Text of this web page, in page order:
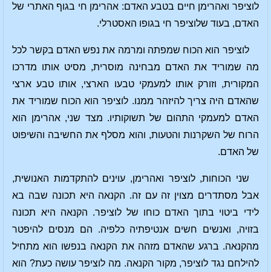
לוציפר ואהרימן חיים בטבע האדם: אהרימן חי בגוף האתרי של
האדם, בעוד שלוציפר חי בגופו האסטרלי.
לוציפר הוא הכוח שמפתה ומרמה את נפש האדם בקשר לכל
מה שמוריד את האדם מבחינה מוסרית, מסיט אותו מדרכו
המקורית, וזורק אותו למעמקי טבעו הארצי, אותו טבע ארצי
שהאדם היה צריך להיזהר ממנו. לוציפר הוא הכוח שמוריד את
האדם למעמקי התהום של תשוקותיו. מצד שני, אהרימן הוא
הרוח של השקרנות והטעות, והוא מסלף את החשיבה והשיפוט
של האדם.
שני הכוחות, לוציפר ואהרימן, עוינים להתקדמות האנושית,
אבל מסתדרים מצוין זה עם זה. הקנאה היא תכונה שבה בא
לידי ביטוי בתוך האדם כוחו של לוציפר. הקנאה היא תכונה
בזויה, ואנשים חשים אנטיפתיה כלפיה. הם מנסים להיפטר
מהקנאה. ברגע שהאדם מזהה את הקנאה בנפשו הוא מתחיל
להילחם נגד לוציפר, מקור הקנאה. מה לוציפר עושה כעת? הוא